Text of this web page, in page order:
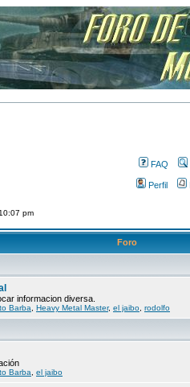
FAQ
Perfil
pm
Foro
informacion diversa.
Barba Heavy Metal Master, el jaibo rodolfo
Barba el jaibo